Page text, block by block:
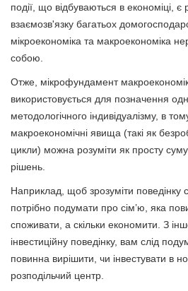
події, що відбуваються в економіці, є
взаємозв'язку багатьох
мікроекономіка та макроекономіка
собою.
Отже, мікрофундамент
використовується для позначення
методологічного індивідуалізму, в
макроекономічні явища (такі як
цикли) можна розуміти як просту
рішень.
Наприклад, щоб зрозуміти поведінку
потрібно подумати про сім’ю, яка
споживати, а скільки економити. З
інвестиційну поведінку, вам слід
повинна вирішити, чи інвестувати в
розподільчий центр.